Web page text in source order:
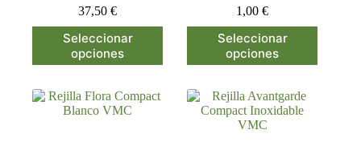
37,50€
Seleccionar
opciones
Este
producto
tiene
variantes.
Las
opciones
1,00€
Seleccionar
opciones
Este
producto
tiene
variantes.
Las
opciones
se